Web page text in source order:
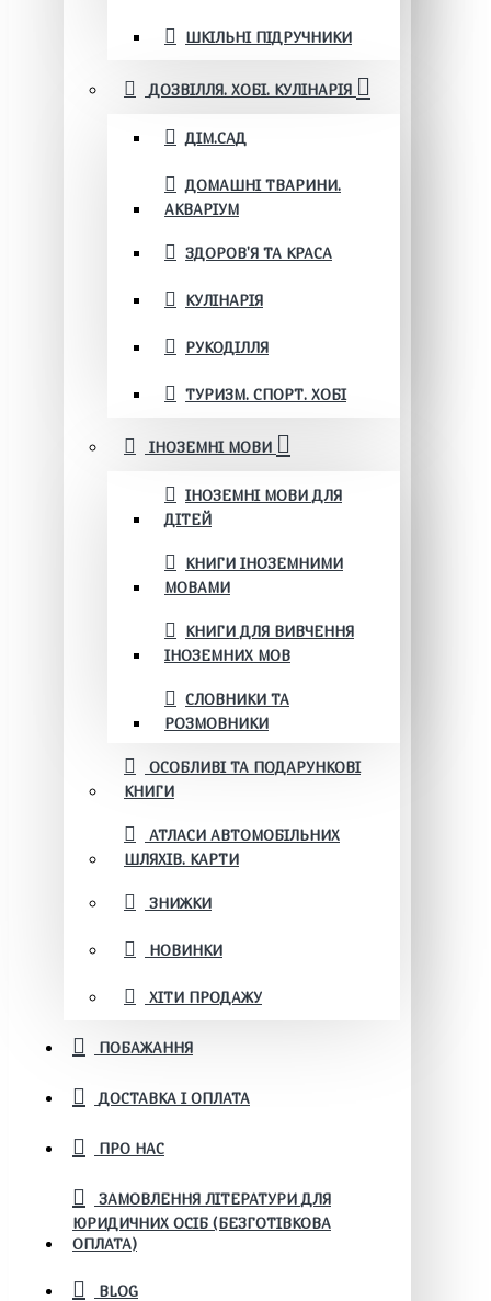
ШКІЛЬНІ ПІДРУЧНИКИ
ДОЗВІЛЛЯ. ХОБІ. КУЛІНАРІЯ
ДІМ.САД
ДОМАШНІ ТВАРИНИ.
АКВАРІУМ
ЗДОРОВ'Я ТА КРАСА
КУЛІНАРІЯ
РУКОДІЛЛЯ
ТУРИЗМ. СПОРТ. ХОБІ
ІНОЗЕМНІ МОВИ
ІНОЗЕМНІ МОВИ ДЛЯ
ДІТЕЙ
КНИГИ ІНОЗЕМНИМИ
МОВАМИ
КНИГИ ДЛЯ ВИВЧЕННЯ
ІНОЗЕМНИХ МОВ
СЛОВНИКИ ТА
РОЗМОВНИКИ
ОСОБЛИВІ ТА ПОДАРУНКОВІ
КНИГИ
АТЛАСИ АВТОМОБІЛЬНИХ
ШЛЯХІВ. КАРТИ
ЗНИЖКИ
НОВИНКИ
ХІТИ ПРОДАЖУ
ПОБАЖАННЯ
ДОСТАВКА І ОПЛАТА
ПРО НАС
ЗАМОВЛЕННЯ ЛІТЕРАТУРИ ДЛЯ
ЮРИДИЧНИХ ОСІБ (БЕЗГОТІВКОВА
ОПЛАТА)
BLOG